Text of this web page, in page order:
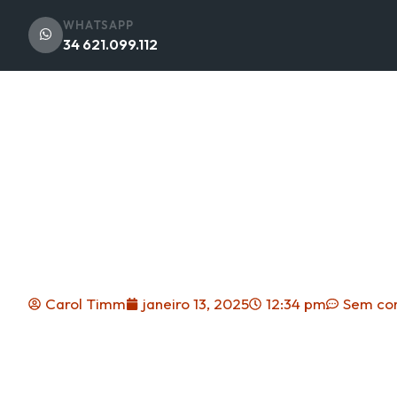
WHATSAPP
34 621.099.112
Carol Timm janeiro 13, 2025 12:34 pm Sem